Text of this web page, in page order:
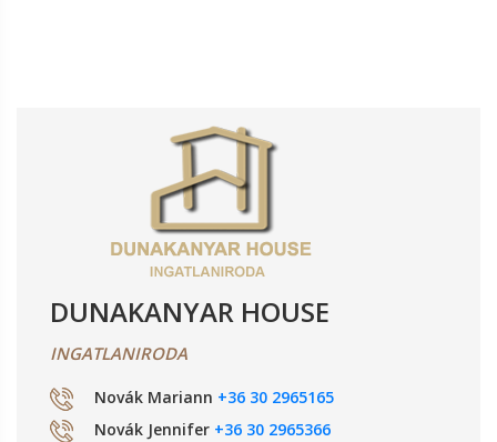
DUNAKANYAR HOUSE
INGATLANIRODA
Novák Mariann +36 30 2965165
Novák Jennifer +36 30 2965366